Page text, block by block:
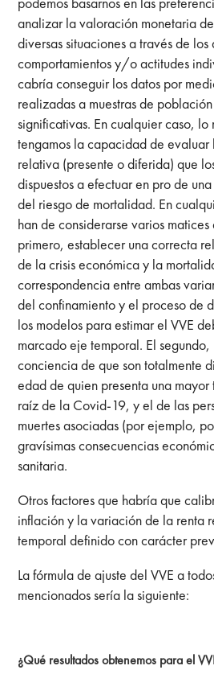
analizar la valoración monetaria
diversas situaciones a través de los
comportamientos y/o actitudes
cabría conseguir los datos por
realizadas a muestras de
significativas. En cualquier caso, lo
tengamos la capacidad de evaluar
relativa (presente o diferida) que
dispuestos a efectuar en pro de
del riesgo de mortalidad. En
han de considerarse varios
primero, establecer una correcta
de la crisis económica y la
correspondencia entre ambas
del confinamiento y el proceso de
los modelos para estimar el VVE
marcado eje temporal. El
conciencia de que son totalmente
edad de quien presenta una
raíz de la Covid-19, y el de las
muertes asociadas (por ejemplo,
gravísimas consecuencias
sanitaria.
Otros factores que habría que
inflación y la variación de la renta
temporal definido con carácter
La fórmula de ajuste del VVE a
mencionados sería la siguiente:
¿Qué resultados obtenemos para el